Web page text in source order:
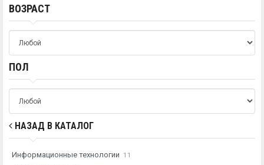
ВОЗРАСТ
ПОЛ
НАЗАД В КАТАЛОГ
Информационные технологии 11